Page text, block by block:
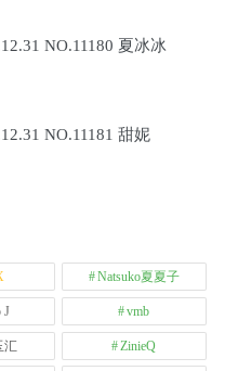
NO.11180 夏冰冰
NO.11181 甜妮
Natsuko夏夏子
J vmb
汇 ZinieQ